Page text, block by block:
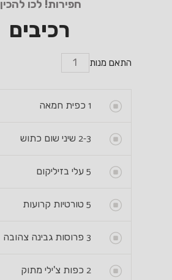
חפירות! לכו להכין
רכיבים
התאם מנות
1 כפית חמאה
2-3 שיני שום כתוש
5 עלי בזיליקום
5 טורטיות קרועות
3 פרוסות גבינה צהובה
2 כפות צ'ילי מתוק